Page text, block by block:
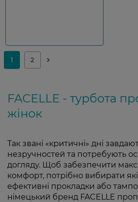
FACELLE - турбота
жінок
Так звані «критичні» дні
незручностей та потребують
догляду. Щоб забезпечити
комфорт, потрібно вибирати
ефективні прокладки або
німецький бренд FACELLE